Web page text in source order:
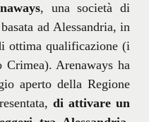
, una società di
ad Alessandria, in
ottima qualificazione (i
Arenaways ha
aperto della Regione
di attivare un